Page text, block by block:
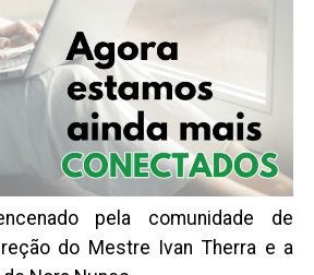
pela comunidade de
do Mestre Ivan Therra e a